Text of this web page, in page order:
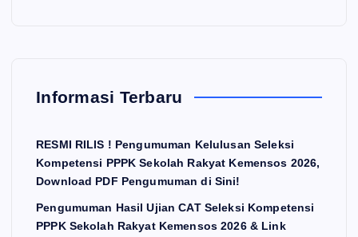
Informasi Terbaru
RESMI RILIS ! Pengumuman Kelulusan Seleksi
Kompetensi PPPK Sekolah Rakyat Kemensos 2026,
Download PDF Pengumuman di Sini!
Pengumuman Hasil Ujian CAT Seleksi Kompetensi
PPPK Sekolah Rakyat Kemensos 2026 & Link